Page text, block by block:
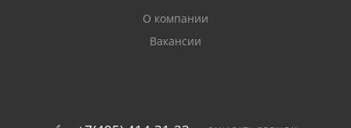
(при толщине металла 6 мм);
О компании
Вакансии